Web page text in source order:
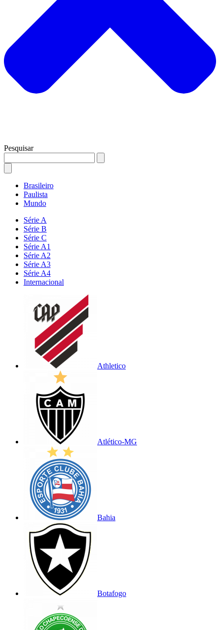
Pesquisar
Brasileiro
Paulista
Mundo
Série A
Série B
Série C
Série A1
Série A2
Série A3
Série A4
Internacional
Athletico
Atlético-MG
Bahia
Botafogo